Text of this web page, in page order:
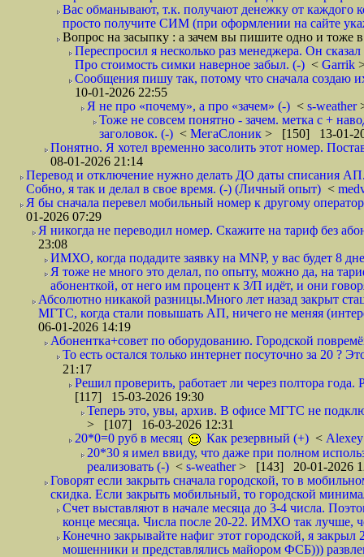
Вас обманывают, т.к. получают денежку от каждого
просто получите СИМ (при оформлении на сайте
Вопрос на засыпку : а зачем вы пишите одно и тоже
Переспросил я несколько раз менеджера. Он
Про стоимость симки наверное забыл. (-) < Garrik
Сообщения пишу так, потому что сначала создаю
10-01-2026 22:55
Я не про «почему», а про «зачем» (-) < s-weather
Тоже не совсем понятно - зачем. метка с +
заголовок. (-) < МегаСлоник > [150] 13-01-
Понятно. Я хотел временно засолить этот номер.
08-01-2026 21:14
Перевод и отключение нужно делать ДО даты списания
Собно, я так и делал в свое время. (-) (Личный опыт) <
Я бы сначала перевел мобильный номер к другому
01-2026 07:29
Я никогда не переводил номер. Скажите на тариф без
23:08
ИМХО, когда подадите заявку на MNP, у вас будет 8
Я тоже не много это делал, по опыту, можно да, на
абоненткой, от него им процент к З/П идёт, и они
Абсолютно никакой разницы.Много лет назад закрыт
МГТС, когда стали повышать АП, ничего не меняя
06-01-2026 14:19
Абонентка+совет по оборудованию. Городской
То есть остался только интернет посуточно за 20 ?
21:17
Решил проверить, работает ли через полтора года.
[117] 15-03-2026 19:30
Теперь это, увы, архив. В офисе МГТС не
> [107] 16-03-2026 12:31
20*0=0 руб в месяц
Как резервный (+) <
20*30 я имел ввиду, что даже при полном
реализовать (-) < s-weather> [143] 20-01-2026
Говорят если закрыть сначала городской, то в
скидка. Если закрыть мобильный, то городской
Счет выставляют в начале месяца до 3-4 числа.
конце месяца. Числа после 20-22. ИМХО так лучше,
Конечно закрывайте нафиг этот городской, я закрыл
мошенники и представлялись майором ФСБ)))